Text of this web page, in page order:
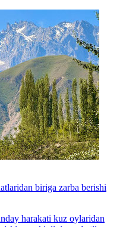
biriga zarba berishi
harakati kuz oylaridan